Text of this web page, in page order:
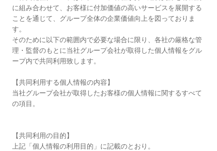
に組み合わせて、お客様に付加価値の高いサービスを展開する
ことを通じて、グループ全体の企業価値向上を図っておりま
す。
そのために以下の範囲内で必要な場合に限り、各社の厳格な管
理・監督のもとに当社グループ会社が取得した個人情報をグル
ープ内で共同利用致します。
【共同利用する個人情報の内容】
当社グループ会社が取得したお客様の個人情報に関するすべて
の項目。
【共同利用の目的】
上記「個人情報の利用目的」に記載のとおり。